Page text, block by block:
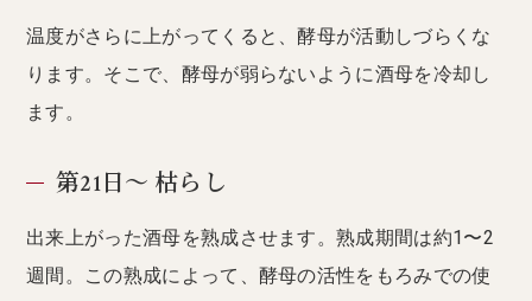
温度がさらに上がってくると、酵母が活動しづらくな
ります。そこで、酵母が弱らないように酒母を冷却し
ます。
第21日〜 枯らし
出来上がった酒母を熟成させます。熟成期間は約1〜2
週間。この熟成によって、酵母の活性をもろみでの使